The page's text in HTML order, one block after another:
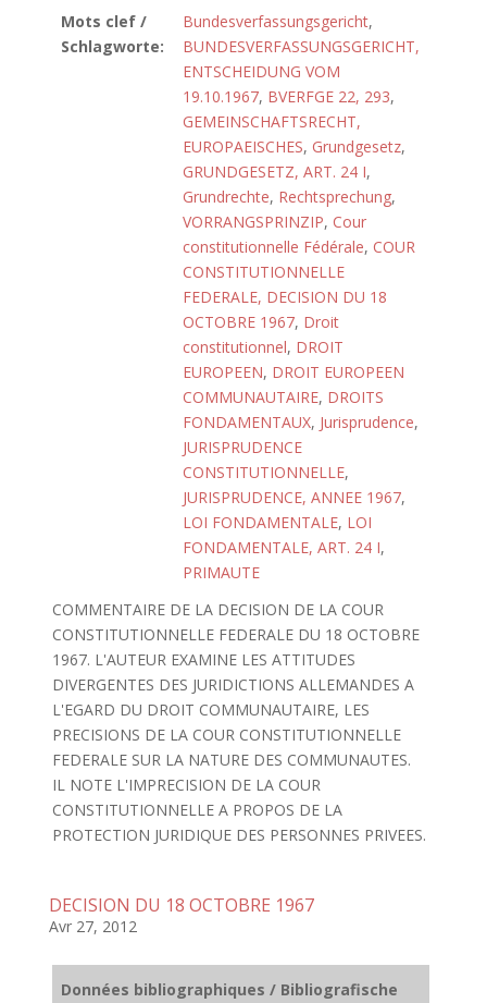
Mots clef /
Schlagworte:
Bundesverfassungsgericht,
BUNDESVERFASSUNGSGERICHT,
ENTSCHEIDUNG VOM
19.10.1967, BVERFGE 22, 293,
GEMEINSCHAFTSRECHT,
EUROPAEISCHES, Grundgesetz,
GRUNDGESETZ, ART. 24 I,
Grundrechte, Rechtsprechung,
VORRANGSPRINZIP, Cour
constitutionnelle Fédérale, COUR
CONSTITUTIONNELLE
FEDERALE, DECISION DU 18
OCTOBRE 1967, Droit
constitutionnel, DROIT
EUROPEEN, DROIT EUROPEEN
COMMUNAUTAIRE, DROITS
FONDAMENTAUX, Jurisprudence,
JURISPRUDENCE
CONSTITUTIONNELLE,
JURISPRUDENCE, ANNEE 1967,
LOI FONDAMENTALE, LOI
FONDAMENTALE, ART. 24 I,
PRIMAUTE
COMMENTAIRE DE LA DECISION DE LA COUR
CONSTITUTIONNELLE FEDERALE DU 18 OCTOBRE
1967. L'AUTEUR EXAMINE LES ATTITUDES
DIVERGENTES DES JURIDICTIONS ALLEMANDES A
L'EGARD DU DROIT COMMUNAUTAIRE, LES
PRECISIONS DE LA COUR CONSTITUTIONNELLE
FEDERALE SUR LA NATURE DES COMMUNAUTES.
IL NOTE L'IMPRECISION DE LA COUR
CONSTITUTIONNELLE A PROPOS DE LA
PROTECTION JURIDIQUE DES PERSONNES PRIVEES.
DECISION DU 18 OCTOBRE 1967
Avr 27, 2012
Données bibliographiques / Bibliografische